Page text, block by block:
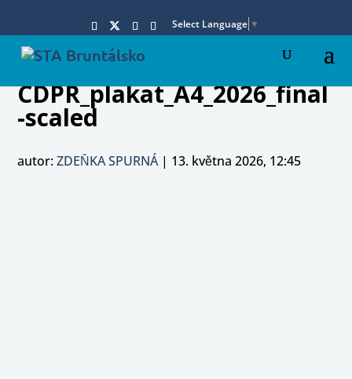
Select Language ▼
CDPR_plakat_A4_2026_final
-scaled
autor:ZDEŇKA SPURNÁ| 13. května 2026, 12:45